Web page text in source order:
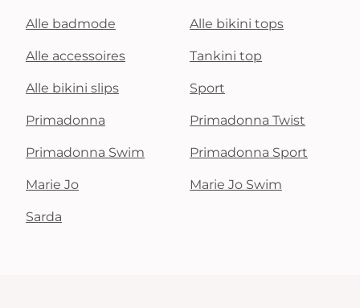
Alle badmode Alle bikini tops
Alle accessoires Tankini top
Alle bikini slips Sport
Primadonna Primadonna Twist
Primadonna Swim Primadonna Sport
Marie Jo Marie Jo Swim
Sarda